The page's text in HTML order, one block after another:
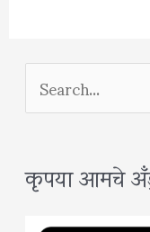
S
e
r
c
कृपया आमचे